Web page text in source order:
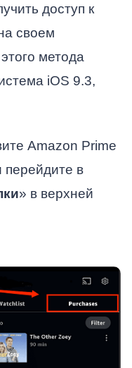
доступ к
своем
метода
iOS 9.3,
Amazon Prime
перейдите в
» в верхней